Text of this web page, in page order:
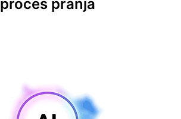
proces pranja